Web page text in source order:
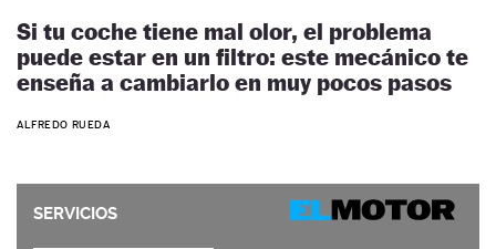
Si tu coche tiene mal olor, el problema
puede estar en un filtro: este mecánico te
enseña a cambiarlo en muy pocos pasos
ALFREDO RUEDA